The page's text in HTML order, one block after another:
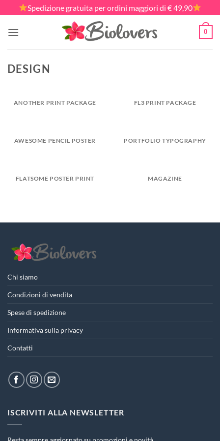
ai
contenuti
Spedizione gratuita per ordini maggiori di € 49,90
0
DESIGN
ANOTHER PRINT PACKAGE FL3 PRINT PACKAGE
AWESOME PENCIL POSTER PORTFOLIO TYPOGRAPHY
FLATSOME POSTER PRINT MAGAZINE
Chi siamo
Condizioni di vendita
Spese di spedizione
Informativa sulla privacy
Contatti
ISCRIVITI ALLA NEWSLETTER